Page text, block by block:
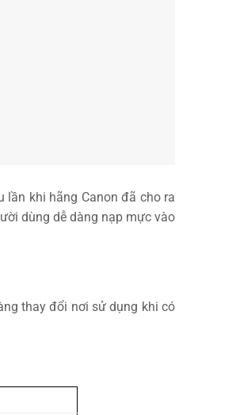
khi hãng Canon đã cho ra
dùng dễ dàng nạp mực vào
thay đổi nơi sử dụng khi có